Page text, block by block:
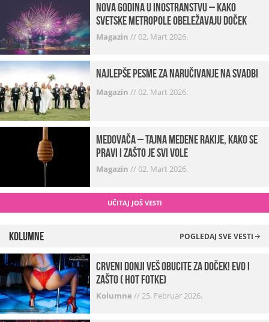
Nova godina u inostranstvu – kako
svetske metropole obeležavaju doček
Magazin //02. Mart 2026.
Najlepše pesme za naručivanje na svadbi
Magazin //02. Mart 2026.
Medovača – tajna medene rakije, kako se
pravi i zašto je svi vole
Magazin //02. Mart 2026.
UČITAJ JOŠ VESTI
Kolumne POGLEDAJ SVE VESTI
Crveni donji veš obucite za doček! Evo i
zašto ( hot fotke)
Kolumne //25. Februar 2026.